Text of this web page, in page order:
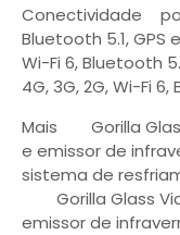
Conectividade
Bluetooth 5.1, GPS
Wi-Fi 6, Bluetooth
4G, 3G, 2G, Wi-Fi
Mais
Gorilla
e emissor de
sistema de
Gorilla Glass
emissor de